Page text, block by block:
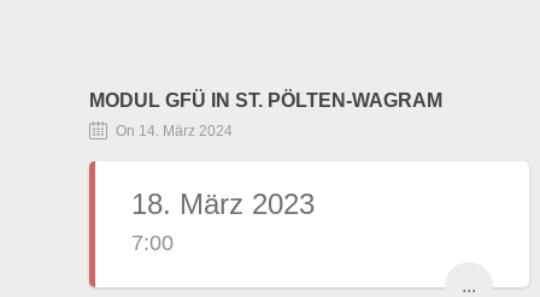
MODUL GFÜ IN ST. PÖLTEN-WAGRAM
On 14. März 2024
18. März 2023
7:00
...